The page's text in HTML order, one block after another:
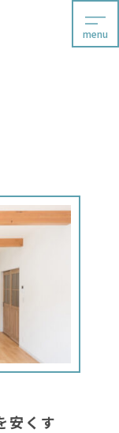
menu
安くす